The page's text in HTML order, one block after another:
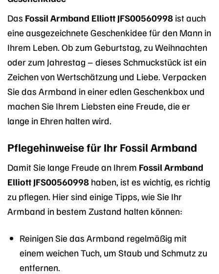
Das Fossil Armband Elliott JFS00560998 ist auch
eine ausgezeichnete Geschenkidee für den Mann in
Ihrem Leben. Ob zum Geburtstag, zu Weihnachten
oder zum Jahrestag – dieses Schmuckstück ist ein
Zeichen von Wertschätzung und Liebe. Verpacken
Sie das Armband in einer edlen Geschenkbox und
machen Sie Ihrem Liebsten eine Freude, die er
lange in Ehren halten wird.
Pflegehinweise für Ihr Fossil Armband
Damit Sie lange Freude an Ihrem Fossil Armband
Elliott JFS00560998 haben, ist es wichtig, es richtig
zu pflegen. Hier sind einige Tipps, wie Sie Ihr
Armband in bestem Zustand halten können:
Reinigen Sie das Armband regelmäßig mit
einem weichen Tuch, um Staub und Schmutz zu
entfernen.